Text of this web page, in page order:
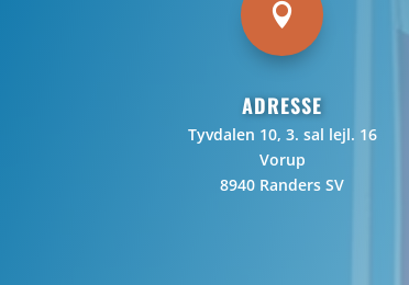

ADRESSE
Tyvdalen 10, 3. sal lejl. 16
Vorup
8940 Randers SV